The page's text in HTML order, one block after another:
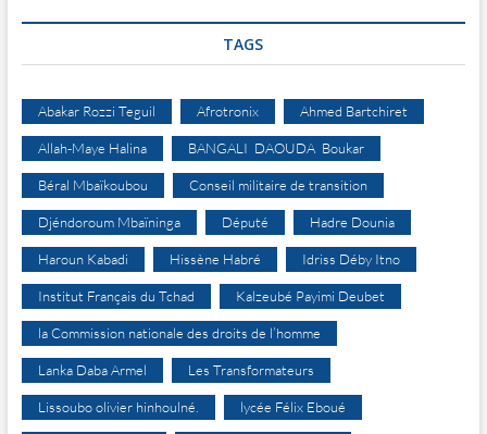
TAGS
Abakar Rozzi Teguil Afrotronix Ahmed Bartchiret
Allah-Maye Halina BANGALI DAOUDA Boukar
Béral Mbaïkoubou Conseil militaire de transition
Djéndoroum Mbaïninga Député Hadre Dounia
Haroun Kabadi Hissène Habré Idriss Déby Itno
Institut Français du Tchad Kalzeubé Payimi Deubet
la Commission nationale des droits de l’homme
Lanka Daba Armel Les Transformateurs
Lissoubo olivier hinhoulné. lycée Félix Eboué